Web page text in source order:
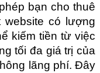
bạn cho thuê
có lượng
kiếm tiền từ việc
tối đa giá trị của
lãng phí. Đây